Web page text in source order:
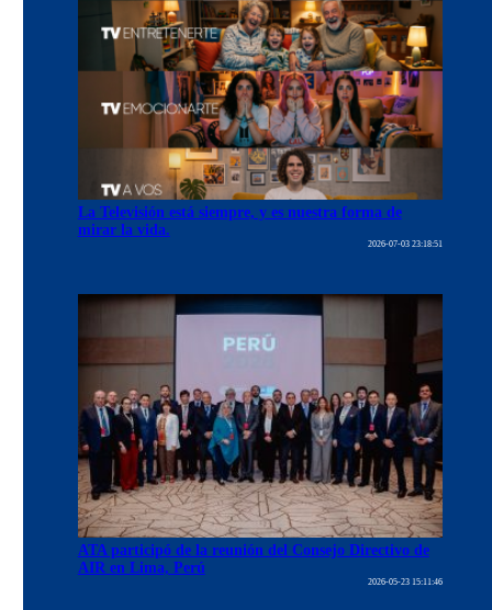
La Televisión está siempre, y es nuestra forma de
mirar la vida.
2026-07-03 23:18:51
ATA participó de la reunión del Consejo Directivo de
AIR en Lima, Perú
2026-05-23 15:11:46